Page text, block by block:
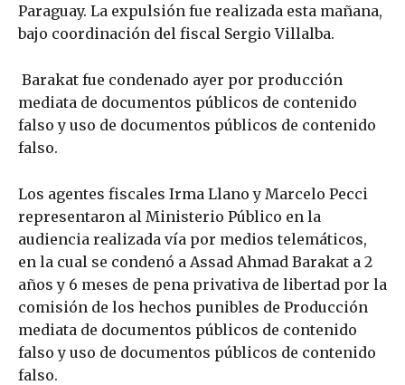
Paraguay. La expulsión fue realizada esta mañana,
bajo coordinación del fiscal Sergio Villalba.
Barakat fue condenado ayer por producción
mediata de documentos públicos de contenido
falso y uso de documentos públicos de contenido
falso.
Los agentes fiscales Irma Llano y Marcelo Pecci
representaron al Ministerio Público en la
audiencia realizada vía por medios telemáticos,
en la cual se condenó a Assad Ahmad Barakat a 2
años y 6 meses de pena privativa de libertad por la
comisión de los hechos punibles de Producción
mediata de documentos públicos de contenido
falso y uso de documentos públicos de contenido
falso.